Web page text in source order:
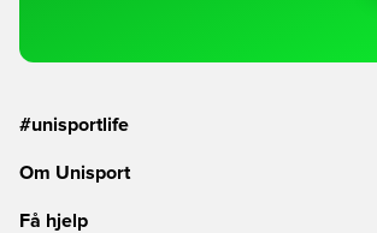
#unisportlife
Om Unisport
Få hjelp